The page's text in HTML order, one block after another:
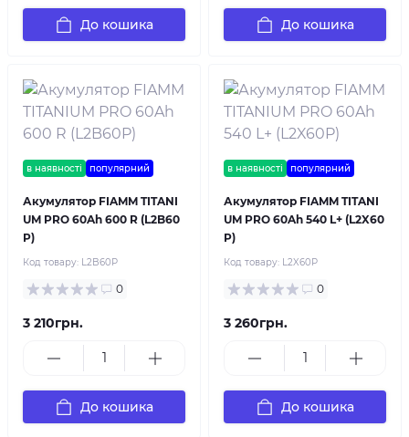
До кошика До кошика
в наявності популярний
Акумулятор FIAMM TITANI
UM PRO 60Ah 600 R (L2B60
P)
Код товару: L2B60P
0
3 210грн.
До кошика
в наявності популярний
Акумулятор FIAMM TITANI
UM PRO 60Ah 540 L+ (L2X60
P)
Код товару: L2X60P
0
3 260грн.
До кошика